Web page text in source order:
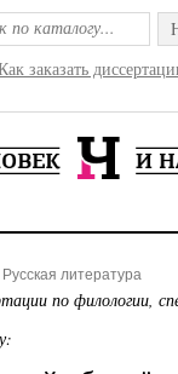
заказать
Русская литература
по филологии,